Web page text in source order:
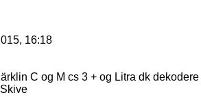
16:18
C og M cs 3 + og Litra dk dekodere
Skive